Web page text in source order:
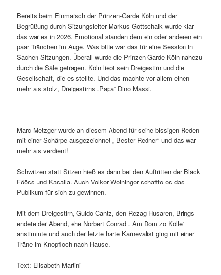
Bereits beim Einmarsch der Prinzen-Garde Köln und der
Begrüßung durch Sitzungsleiter Markus Gottschalk wurde klar
das war es in 2026. Emotional standen dem ein oder anderen ein
paar Tränchen im Auge. Was bitte war das für eine Session in
Sachen Sitzungen. Überall wurde die Prinzen-Garde Köln nahezu
durch die Säle getragen. Köln liebt sein Dreigestirn und die
Gesellschaft, die es stellte. Und das machte vor allem einen
mehr als stolz, Dreigestirns „Papa“ Dino Massi.
Marc Metzger wurde an diesem Abend für seine bissigen Reden
mit einer Schärpe ausgezeichnet „ Bester Redner“ und das war
mehr als verdient!
Schwitzen statt Sitzen hieß es dann bei den Auftritten der Bläck
Fööss und Kasalla. Auch Volker Weininger schaffte es das
Publikum für sich zu gewinnen.
Mit dem Dreigestirn, Guido Cantz, den Rezag Husaren, Brings
endete der Abend, ehe Norbert Conrad „ Am Dom zo Kölle“
anstimmte und auch der letzte harte Karnevalist ging mit einer
Träne im Knopfloch nach Hause.
Text: Elisabeth Martini